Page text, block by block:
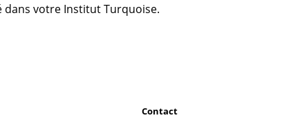
dans votre Institut Turquoise.
Contact